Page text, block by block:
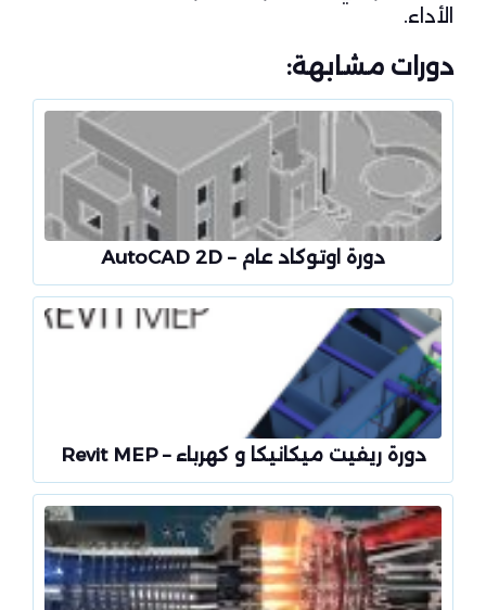
الأداء.
دورات مشابهة:
دورة اوتوكاد عام – AutoCAD 2D
دورة ريفيت ميكانيكا و كهرباء – Revit MEP